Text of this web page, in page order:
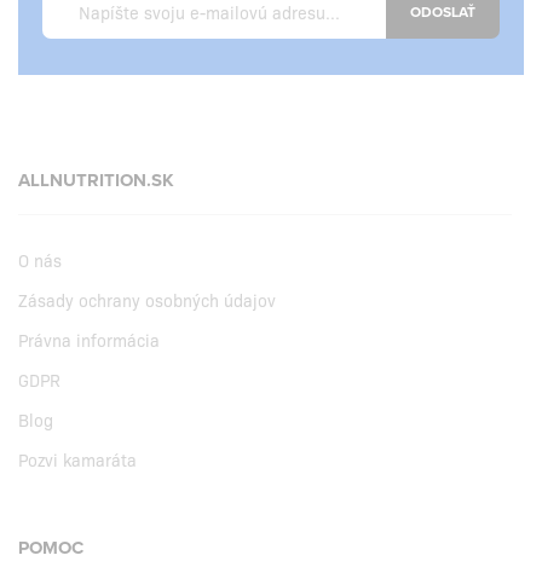
ODOSLAŤ
ALLNUTRITION.SK
O nás
Zásady ochrany osobných údajov
Právna informácia
GDPR
Blog
Pozvi kamaráta
POMOC